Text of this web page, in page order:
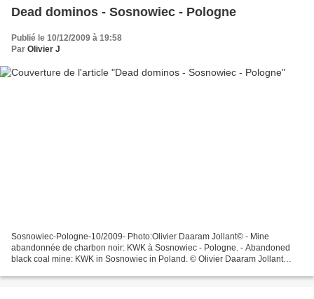
Dead dominos - Sosnowiec - Pologne
Publié le 10/12/2009 à 19:58
Par Olivier J
Sosnowiec-Pologne-10/2009- Photo:Olivier Daaram Jollant© - Mine
abandonnée de charbon noir: KWK à Sosnowiec - Pologne. - Abandoned
black coal mine: KWK in Sosnowiec in Poland. © Olivier Daaram Jollant